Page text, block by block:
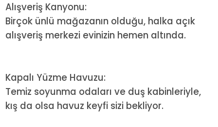
Alışveriş Kanyonu:
Birçok ünlü mağazanın olduğu, halka açık
alışveriş merkezi evinizin hemen altında.
Kapalı Yüzme Havuzu:
Temiz soyunma odaları ve duş kabinleriyle,
kış da olsa havuz keyfi sizi bekliyor.